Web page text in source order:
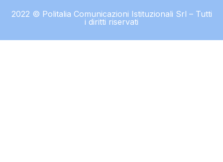
2022 © Politalia Comunicazioni Istituzionali Srl – Tutti
i diritti riservati